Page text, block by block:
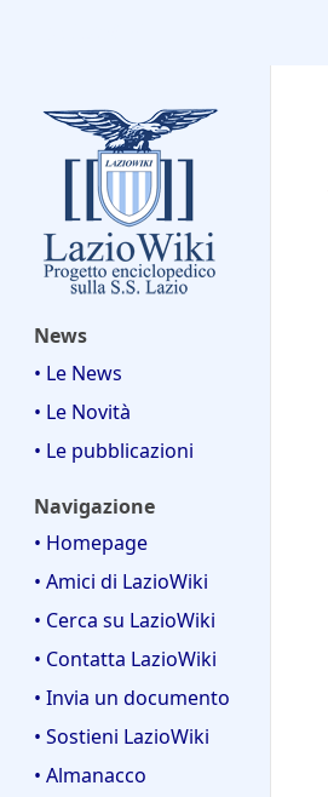
News
• Le News
• Le Novità
• Le pubblicazioni
Navigazione
• Homepage
• Amici di LazioWiki
• Cerca su LazioWiki
• Contatta LazioWiki
• Invia un documento
• Sostieni LazioWiki
• Almanacco